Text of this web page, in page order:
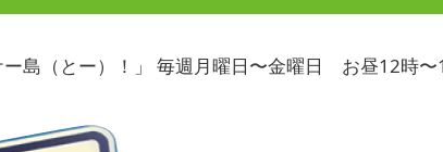
ー島（とー）！」 毎週月曜日〜金曜日 お昼12時